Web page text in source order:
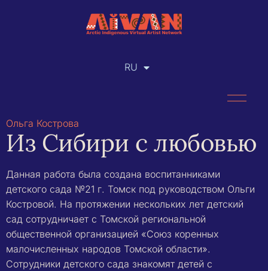
RU
EN
Ольга Кострова
Из Сибири с любовью
Данная работа была создана воспитанниками
детского сада №21 г. Томск под руководством Ольги
Костровой. На протяжении нескольких лет детский
сад сотрудничает с Томской региональной
общественной организацией «Союз коренных
малочисленных народов Томской области».
Сотрудники детского сада знакомят детей с